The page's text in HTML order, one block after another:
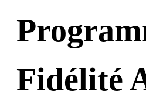
Fidélité